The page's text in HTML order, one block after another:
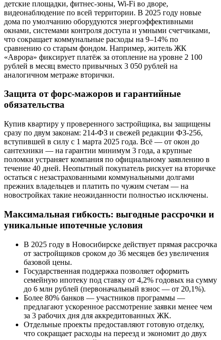
детские площадки, фитнес-зоны, Wi-Fi во дворе,
видеонаблюдение по всей территории. В 2025 году новые
дома по умолчанию оборудуются энергоэффективными
окнами, системами контроля доступа и умными счетчиками,
что сокращает коммунальные расходы на 9–14% по
сравнению со старым фондом. Например, житель ЖК
«Аврора» фиксирует платёж за отопление на уровне 2 100
рублей в месяц вместо привычных 3 050 рублей на
аналогичном метраже вторички.
Защита от форс-мажоров и гарантийные
обязательства
Купив квартиру у проверенного застройщика, вы защищены
сразу по двум законам: 214-ФЗ и свежей редакции ФЗ-256,
вступившей в силу с 1 марта 2025 года. Всё — от окон до
сантехники — на гарантии минимум 3 года, а крупные
поломки устраняет компания по официальному заявлению в
течение 40 дней. Неопытный покупатель рискует на вторичке
остаться с незастрахованными коммунальными долгами
прежних владельцев и платить по чужим счетам — на
новостройках такие неожиданности полностью исключены.
Максимальная гибкость: выгодные рассрочки и
уникальные ипотечные условия
В 2025 году в Новосибирске действует прямая рассрочка
от застройщиков сроком до 36 месяцев без увеличения
базовой цены.
Государственная поддержка позволяет оформить
семейную ипотеку под ставку от 4,2% годовых на сумму
до 6 млн рублей (первоначальный взнос — от 20,1%).
Более 80% банков — участников программы —
предлагают ускоренное рассмотрение заявки менее чем
за 3 рабочих дня для аккредитованных ЖК.
Отдельные проекты предоставляют готовую отделку,
что сокращает расходы на переезд и экономит до двух